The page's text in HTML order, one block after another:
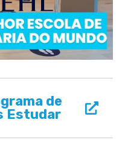
de
Estudar